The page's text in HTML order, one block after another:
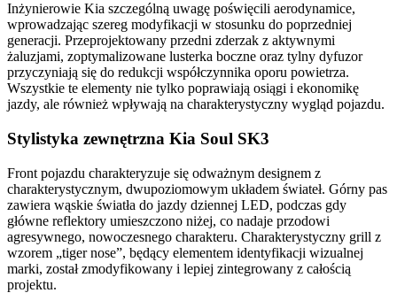
Inżynierowie Kia szczególną uwagę poświęcili aerodynamice,
wprowadzając szereg modyfikacji w stosunku do poprzedniej
generacji. Przeprojektowany przedni zderzak z aktywnymi
żaluzjami, zoptymalizowane lusterka boczne oraz tylny dyfuzor
przyczyniają się do redukcji współczynnika oporu powietrza.
Wszystkie te elementy nie tylko poprawiają osiągi i ekonomikę
jazdy, ale również wpływają na charakterystyczny wygląd pojazdu.
Stylistyka zewnętrzna Kia Soul SK3
Front pojazdu charakteryzuje się odważnym designem z
charakterystycznym, dwupoziomowym układem świateł. Górny pas
zawiera wąskie światła do jazdy dziennej LED, podczas gdy
główne reflektory umieszczono niżej, co nadaje przodowi
agresywnego, nowoczesnego charakteru. Charakterystyczny grill z
wzorem „tiger nose”, będący elementem identyfikacji wizualnej
marki, został zmodyfikowany i lepiej zintegrowany z całością
projektu.